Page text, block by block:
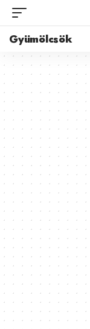
Gyümölcsök